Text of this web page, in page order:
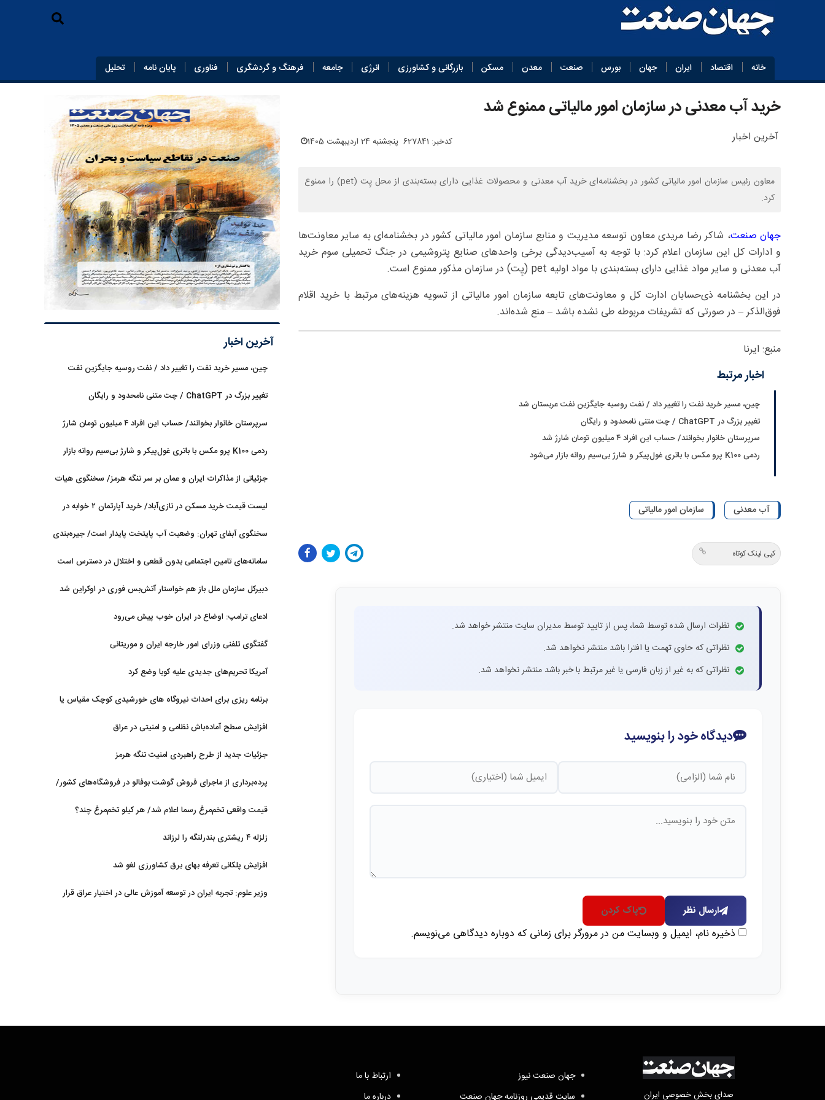
خانه اقتصاد ایران جهان بورس صنعت معدن مسکن بازرگانی و کشاورزی انرژی جامعه فرهنگ و گردشگری فناوری پایان‌ نامه تحلیل
خرید آب معدنی در سازمان امور مالیاتی ممنوع شد
آخرین اخبار کدخبر: 627841 پنجشنبه 24 اردیبهشت 1405
معاون رئیس سازمان امور مالیاتی کشور در بخشنامه‌ای خرید آب معدنی و محصولات غذایی دارای بسته‌بندی از محل پِت (pet) را ممنوع
کرد.
جهان صنعت، شاکر رضا مریدی معاون توسعه مدیریت و منابع سازمان امور مالیاتی کشور در بخشنامه‌ای به سایر معاونت‌ها
و ادارات کل این سازمان اعلام کرد: با توجه به آسیب‌دیدگی برخی واحدهای صنایع پتروشیمی در جنگ تحمیلی سوم خرید
آب معدنی و سایر مواد غذایی دارای بسته‌بندی با مواد اولیه pet (پِت) در سازمان مذکور ممنوع است.
در این بخشنامه ذی‌حسابان ادارت کل و معاونت‌های تابعه سازمان امور مالیاتی از تسویه هزینه‌های مرتبط با خرید اقلام
فوق‌الذکر – در صورتی که تشریفات مربوطه طی نشده باشد – منع شده‌اند.
منبع: ایرنا
اخبار مرتبط
چین، مسیر خرید نفت را تغییر داد / نفت روسیه جایگزین نفت عربستان شد
تغییر بزرگ در ChatGPT / چت متنی نامحدود و رایگان
سرپرستان خانوار بخوانند/ حساب این افراد ۴ میلیون تومان شارژ شد
ردمی K100 پرو مکس با باتری غول‌پیکر و شارژ بی‌سیم روانه بازار می‌شود
آب معدنی سازمان امور مالیاتی
کپی لینک کوتاه
نظرات ارسال شده توسط شما، پس از تایید توسط مدیران سایت منتشر خواهد شد.
نظراتی که حاوی تهمت یا افترا باشد منتشر نخواهد شد.
نظراتی که به غیر از زبان فارسی یا غیر مرتبط با خبر باشد منتشر نخواهد شد.
دیدگاه خود را بنویسید
ارسال نظر پاک کردن
ذخیره نام، ایمیل و وبسایت من در مرورگر برای زمانی که دوباره دیدگاهی می‌نویسم.
آخرین اخبار
چین، مسیر خرید نفت را تغییر داد / نفت روسیه جایگزین نفت
تغییر بزرگ در ChatGPT / چت متنی نامحدود و رایگان
سرپرستان خانوار بخوانند/ حساب این افراد ۴ میلیون تومان شارژ
ردمی K100 پرو مکس با باتری غول‌پیکر و شارژ بی‌سیم روانه بازار
جزئیاتی از مذاکرات ایران و عمان بر سر تنگه هرمز/ سخنگوی هیات
لیست قیمت خرید مسکن در نازی‌آباد/ خرید آپارتمان ۲ خوابه در
سخنگوی آبفای تهران: وضعیت آب پایتخت پایدار است/ جیره‌بندی
سامانه‌های تامین اجتماعی بدون قطعی و اختلال در دسترس است
دبیرکل سازمان ملل باز هم خواستار آتش‌بس فوری در اوکراین شد
ادعای ترامپ: اوضاع در ایران خوب پیش می‌رود
گفتگوی تلفنی وزرای امور خارجه ایران و موریتانی
آمریکا تحریم‌های جدیدی علیه کوبا وضع کرد
برنامه ریزی برای احداث نیروگاه های خورشیدی کوچک مقیاس یا
افزایش سطح آماده‌باش نظامی و امنیتی در عراق
جزئیات جدید از طرح راهبردی امنیت تنگه هرمز
پرده‌برداری از ماجرای فروش گوشت بوفالو در فروشگاه‌های کشور/
قیمت واقعی تخم‌مرغ رسما اعلام شد/ هر کیلو تخم‌مرغ چند؟
زلزله ۴ ریشتری بندرلنگه را لرزاند
افزایش پلکانی تعرفه بهای برق کشاورزی لغو شد
وزیر علوم: تجربه ایران در توسعه آموزش عالی در اختیار عراق قرار
صدای بخش خصوصی ایران
جهان صنعت نیوز
سایت قدیمی روزنامه جهان صنعت
ارتباط با ما
درباره ما